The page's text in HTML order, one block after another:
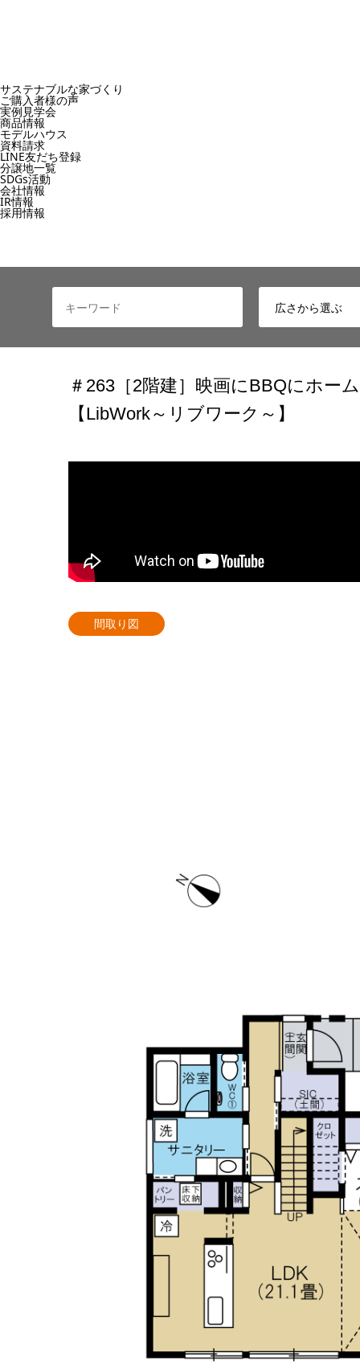
サステナブルな家づくり
ご購入者様の声
実例見学会
商品情報
モデルハウス
資料請求
LINE友だち登録
分譲地一覧
SDGs活動
会社情報
IR情報
採用情報
＃263［2階建］映画にBBQにホー
【LibWork～リブワーク～】
間取り図